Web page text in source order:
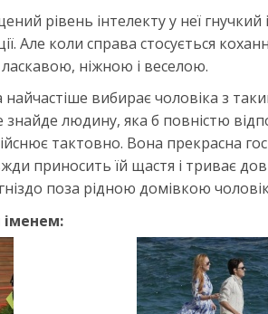
рівень інтелекту у неї гнучкий
Але коли справа стосується
ніжною і веселою.
вибирає чоловіка з
людину, яка б повністю
тактовно. Вона прекрасна
приносить їй щастя і триває
поза рідною домівкою